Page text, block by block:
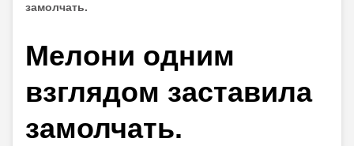
замолчать.
Мелони одним
взглядом заставила
замолчать.